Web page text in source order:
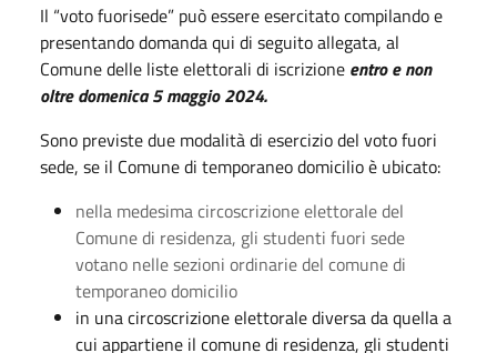
Il “voto fuorisede” può essere esercitato compilando e
presentando domanda qui di seguito allegata, al
Comune delle liste elettorali di iscrizione entro e non
oltre domenica 5 maggio 2024.
Sono previste due modalità di esercizio del voto fuori
sede, se il Comune di temporaneo domicilio è ubicato:
nella medesima circoscrizione elettorale del
Comune di residenza, gli studenti fuori sede
votano nelle sezioni ordinarie del comune di
temporaneo domicilio
in una circoscrizione elettorale diversa da quella a
cui appartiene il comune di residenza, gli studenti